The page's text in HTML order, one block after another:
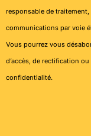
responsable de
communications par voie
Vous pourrez vous
d’accès, de rectification
confidentialité.